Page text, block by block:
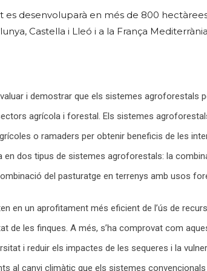
es desenvoluparà en més de 800
Castella i Lleó i a la França
i demostrar que els sistemes agroforestals
agrícola i forestal. Els sistemes
o ramaders per obtenir beneficis de les
dos tipus de sistemes agroforestals: la
del pasturatge en terrenys amb usos
en un aprofitament més eficient de l’ús de
de les finques. A més, s’ha comprovat com
i reduir els impactes de les sequeres i la
al canvi climàtic que els sistemes convencionals